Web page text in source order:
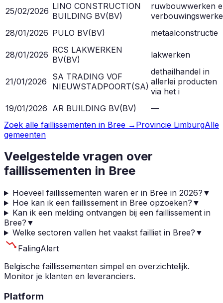
25/02/2026 LINO CONSTRUCTION
BUILDING BV(BV)
ruwbouwwerken
28/01/2026 PULO BV(BV) metaalconstructie
28/01/2026 RCS LAKWERKEN
BV(BV) lakwerken
21/01/2026
SA TRADING VOF
NIEUWSTADPOORT(SA)
dethailhandel in
allerlei producten
via het i
19/01/2026 AR BUILDING BV(BV)
—
Zoek alle faillissementen in Bree → Provincie LimburgAlle
gemeenten
Veelgestelde vragen over
faillissementen in Bree
Hoeveel faillissementen waren er in Bree in 2026? ▼
Hoe kan ik een faillissement in Bree opzoeken? ▼
Kan ik een melding ontvangen bij een faillissement in
Bree? ▼
Welke sectoren vallen het vaakst failliet in Bree? ▼
FalingAlert
Belgische faillissementen simpel en overzichtelijk.
Monitor je klanten en leveranciers.
Platform